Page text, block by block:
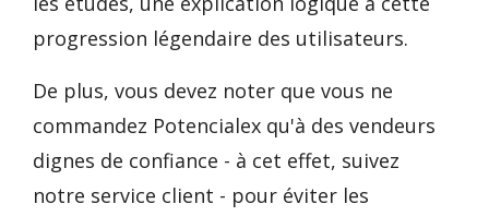
progression légendaire des utilisateurs.
De plus, vous devez noter que vous ne
commandez Potencialex qu'à des vendeurs
dignes de confiance - à cet effet, suivez
notre service client - pour éviter les